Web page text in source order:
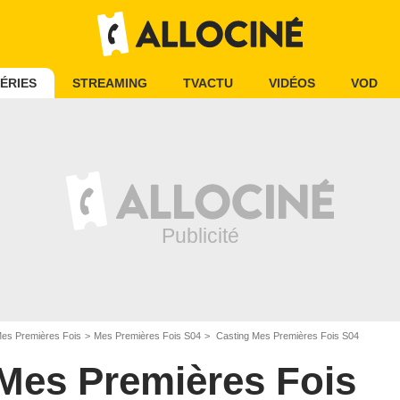
STREAMING TVACTU VIDÉOS VOD
Premières Fois Mes Premières Fois S04 Casting Mes Premières Fois S04
Premières Fois